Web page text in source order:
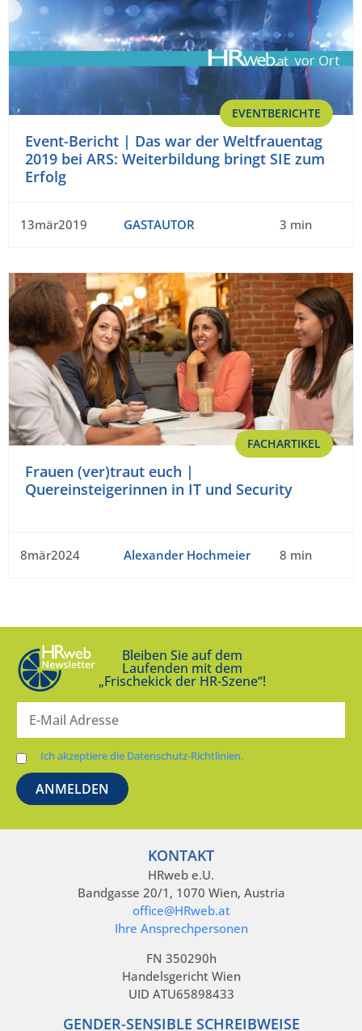
EVENTBERICHTE
Event-Bericht | Das war der Weltfrauentag
2019 bei ARS: Weiterbildung bringt SIE zum
Erfolg
13mär2019 GASTAUTOR 3 min
FACHARTIKEL
Frauen (ver)traut euch |
Quereinsteigerinnen in IT und Security
8mär2024 Alexander Hochmeier 8 min
Bleiben Sie auf dem
Laufenden mit dem
„Frischekick der HR-Szene“!
Ich akzeptiere die Datenschutz-Richtlinien.
KONTAKT
HRweb e.U.
Bandgasse 20/1, 1070 Wien, Austria
office@HRweb.at
Ihre Ansprechpersonen
FN 350290h
Handelsgericht Wien
UID ATU65898433
GENDER-SENSIBLE SCHREIBWEISE